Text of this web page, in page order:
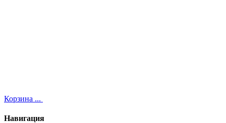
Корзина ...
Навигация